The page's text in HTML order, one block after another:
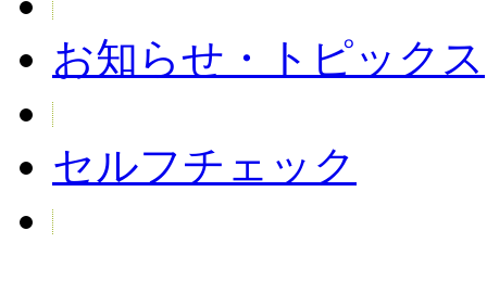
お知らせ・トピックス
セルフチェック